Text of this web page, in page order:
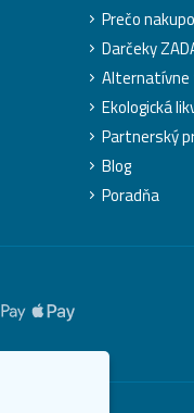
Prečo
Darčeky
Alternatívne
Ekologická
Partnerský
Blog
Poradňa